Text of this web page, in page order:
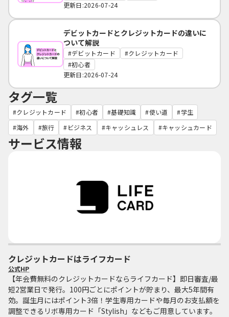
更新日:2026-07-24
デビットカードとクレジットカードの違いに
ついて解説
デビットカード
クレジットカード
初心者
更新日:2026-07-24
タグ一覧
クレジットカード 初心者 基礎知識 使い道
学生
海外
旅行 ビジネス キャッシュレス キャッシュカード
サービス情報
クレジットカードはライフカード
公式HP
【年会費無料のクレジットカードならライフカード】即日審査/最
短2営業日で発行。100円ごとにポイントが貯まり、最大5年間有
効。誕生月にはポイント3倍！学生専用カードや毎月のお支払額を
調整できるリボ専用カード「Stylish」などもご用意しています。